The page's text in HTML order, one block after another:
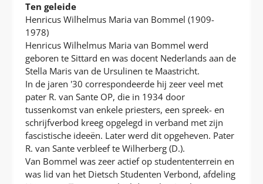
Ten geleide
Henricus Wilhelmus Maria van Bommel (1909-
1978)
Henricus Wilhelmus Maria van Bommel werd
geboren te Sittard en was docent Nederlands aan de
Stella Maris van de Ursulinen te Maastricht.
In de jaren '30 correspondeerde hij zeer veel met
pater R. van Sante OP, die in 1934 door
tussenkomst van enkele priesters, een spreek- en
schrijfverbod kreeg opgelegd in verband met zijn
fascistische ideeën. Later werd dit opgeheven. Pater
R. van Sante verbleef te Wilherberg (D.).
Van Bommel was zeer actief op studententerrein en
was lid van het Dietsch Studenten Verbond, afdeling